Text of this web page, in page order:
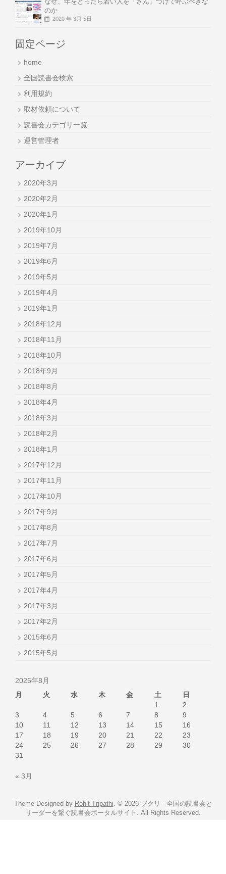
のか
2020 年 3月 5日
固定ページ
home
全国読書会検索
利用規約
取材依頼について
読書会カテゴリ一覧
運営管理者
アーカイブ
2020年3月
2020年2月
2020年1月
2019年10月
2019年7月
2019年6月
2019年5月
2019年4月
2019年1月
2018年12月
2018年11月
2018年10月
2018年9月
2018年8月
2018年4月
2018年3月
2018年2月
2018年1月
2017年12月
2017年11月
2017年10月
2017年9月
2017年8月
2017年7月
2017年6月
2017年5月
2017年4月
2017年3月
2017年2月
2015年6月
2015年5月
2026年8月
月
火 水 木 金 土
日
1
2
3
4 5 6 7 8
9
10
11 12 13 14 15
16
17
18 19 20 21 22
23
24
25 26 27 28 29
30
31
« 3月
Theme Designed by Rohit Tripathi. © 2026 ブクリ - 全国の読書会と
リーダーを繋ぐ読書会ポータルサイト. All Rights Reserved.